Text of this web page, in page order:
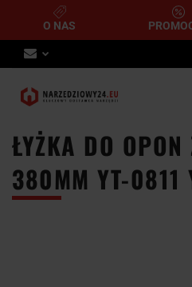
O NAS
ŁYŻKA DO OPON
380MM YT-0811